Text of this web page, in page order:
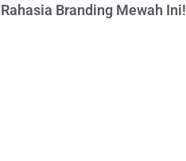
Branding Mewah Ini!